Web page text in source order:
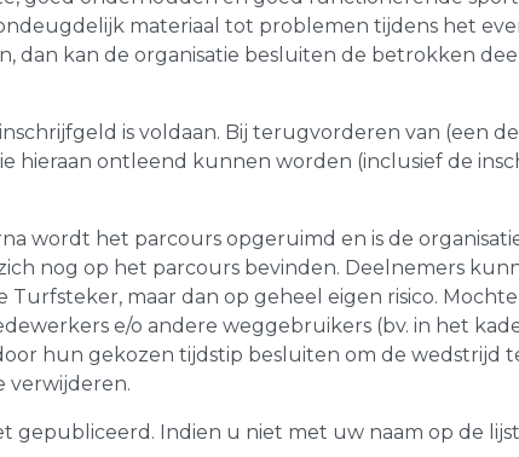
materiaal tot problemen tijdens het
dan kan de organisatie besluiten de betrokken
is voldaan. Bij terugvorderen van (een
hieraan ontleend kunnen worden (inclusief de
wordt het parcours opgeruimd en is de
nog op het parcours bevinden. Deelnemers
maar dan op geheel eigen risico.
e/o andere weggebruikers (bv. in het
hun gekozen tijdstip besluiten om de wedstrijd
verwijderen.
gepubliceerd. Indien u niet met uw naam op de